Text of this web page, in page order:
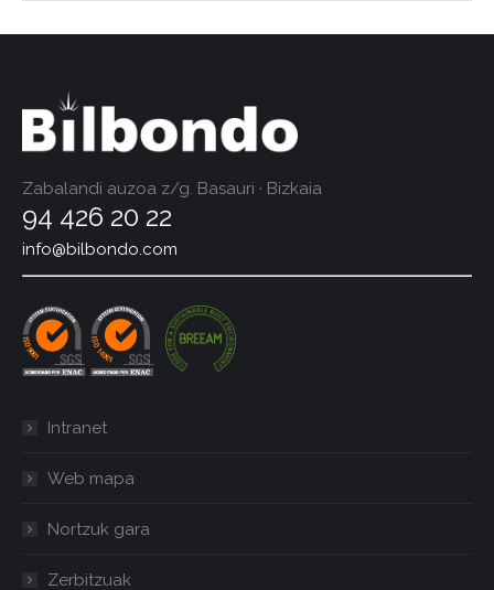
Zabalandi auzoa z/g. Basauri · Bizkaia
94 426 20 22
info@bilbondo.com
Intranet
Web mapa
Nortzuk gara
Zerbitzuak